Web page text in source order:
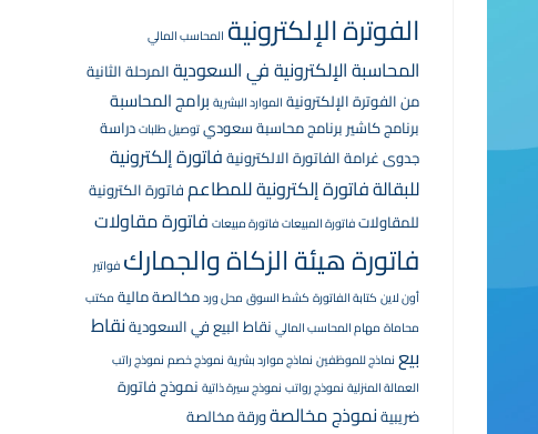
الفوترة الإلكترونية المحاسب المالي
المحاسبة الإلكترونية في السعوديةالمرحلة الثانية
من الفوترة الإلكترونية الموارد البشرية برامج المحاسبة
برنامج كاشيربرنامج محاسبة سعوديتوصيل طلباتدراسة
جدوىغرامة الفاتورة الالكترونيةفاتورة إلكترونية
للبقالةفاتورة إلكترونية للمطاعمفاتورة الكترونية
للمقاولاتفاتورة المبيعاتفاتورة مبيعات فاتورة مقاولات
فاتورة هيئة الزكاة والجمارك فواتير
أون لاين كتابة الفاتورة كشط السوق محل وردمخالصة مالية مكتب
محاماة مهام المحاسب المالي نقاط البيع في السعوديةنقاط
بيع نماذج للموظفين نماذج موارد بشرية نموذج خصم نموذج راتب
العمالة المنزلية نموذج رواتب نموذج سيرة ذاتية نموذج فاتورة
ضريبيةنموذج مخالصةورقة مخالصة